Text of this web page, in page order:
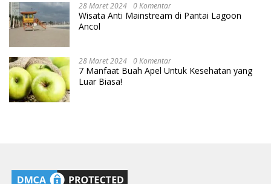
28 Maret 2024 0 Komentar
Wisata Anti Mainstream di Pantai Lagoon
Ancol
28 Maret 2024 0 Komentar
7 Manfaat Buah Apel Untuk Kesehatan yang
Luar Biasa!